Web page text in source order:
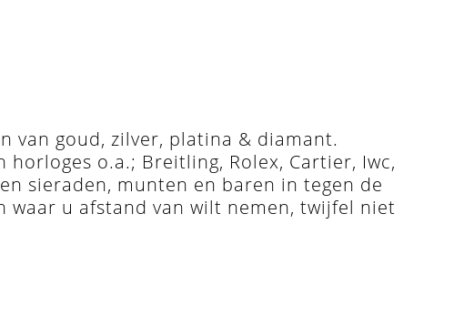
van goud, zilver, platina & diamant.
o.a.; Breitling, Rolex, Cartier, Iwc,
sieraden, munten en baren in tegen de
waar u afstand van wilt nemen, twijfel niet